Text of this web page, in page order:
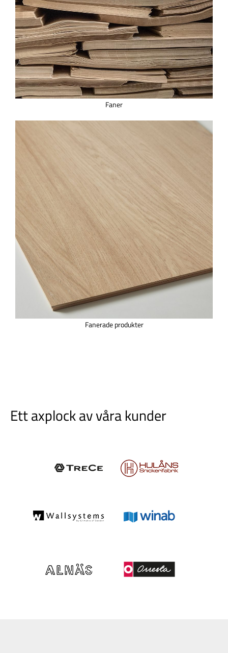
Faner
Fanerade produkter
Ett axplock av våra kunder